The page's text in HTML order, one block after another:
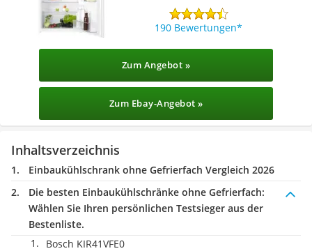
190 Bewertungen
Zum Angebot »
Zum Ebay-Angebot »
Inhaltsverzeichnis
Einbaukühlschrank ohne Gefrierfach Vergleich 2026
Die besten Einbaukühlschränke ohne Gefrierfach:
Wählen Sie Ihren persönlichen Testsieger aus der
Bestenliste.
Bosch ‎KIR41VFE0